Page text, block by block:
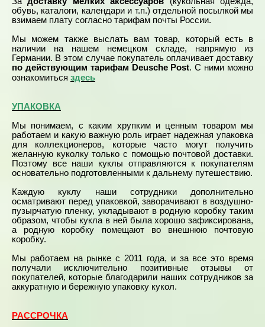
обувь, каталоги, календари и т.п.) отдельной посылкой мы
взимаем плату согласно тарифам почты России.
Мы можем также выслать вам товар, который есть в
наличии на нашем немецком складе, напрямую из
Германии. В этом случае покупатель оплачивает доставку
по действующим тарифам Deusche Post. С ними можно
ознакомиться здесь
УПАКОВКА
Мы понимаем, с каким хрупким и ценным товаром мы
работаем и какую важную роль играет надежная упаковка
для коллекционеров, которые часто могут получить
желанную куколку только с помощью почтовой доставки.
Поэтому все наши куклы отправляются к покупателям
основательно подготовленными к дальнему путешествию.
Каждую куклу наши сотрудники дополнительно
осматривают перед упаковкой, заворачивают в воздушно-
пузырчатую пленку, укладывают в родную коробку таким
образом, чтобы кукла в ней была хорошо зафиксирована,
а родную коробку помещают во внешнюю почтовую
коробку.
Мы работаем на рынке с 2011 года, и за все это время
получали исключительно позитивные отзывы от
покупателей, которые благодарили наших сотрудников за
аккуратную и бережную упаковку кукол.
РАССРОЧКА